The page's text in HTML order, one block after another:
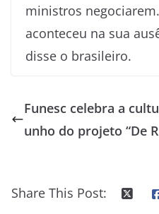
ministros
aconteceu na sua
disse o brasileiro.
Funesc celebra a
unho do projeto “De
Share This Post: